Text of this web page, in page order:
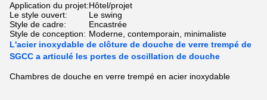
Application du projet:Hôtel/projet
Le style ouvert:
Le swing
Style de cadre:
Encastrée
Style de conception: Moderne, contemporain, minimaliste
L'acier inoxydable de clôture de douche de verre trempé de
SGCC a articulé les portes de oscillation de douche
Chambres de douche en verre trempé en acier inoxydable